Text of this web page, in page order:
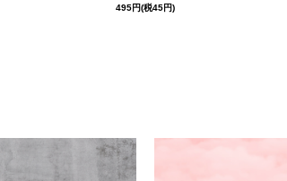
495円(税45円)